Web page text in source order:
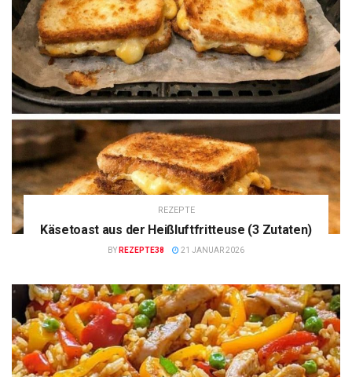
REZEPTE
Käsetoast aus der Heißluftfritteuse (3 Zutaten)
BY REZEPTE38 21 JANUAR 2026